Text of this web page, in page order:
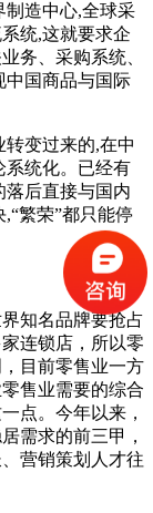
制造中心,全球采
统,这就要求企
务、采购系统、
中国商品与国际
变过来的,在中
系统化。已经有
落后直接与国内
繁荣”都只能停
知名品牌要抢占
连锁店，所以零
目前零售业一方
售业需要的综合
点。今年以来，
需求的前三甲，
营销策划人才往